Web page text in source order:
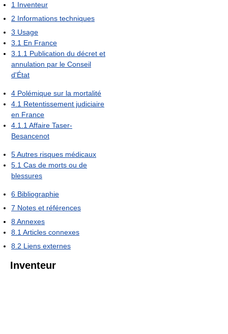
1 Inventeur
2 Informations techniques
3 Usage
3.1 En France
3.1.1 Publication du décret et
annulation par le Conseil
d'État
4 Polémique sur la mortalité
4.1 Retentissement judiciaire
en France
4.1.1Affaire Taser-
Besancenot
5Autres risques médicaux
5.1 Cas de morts ou de
blessures
6 Bibliographie
7 Notes et références
8Annexes
8.1Articles connexes
8.2 Liens externes
Inventeur